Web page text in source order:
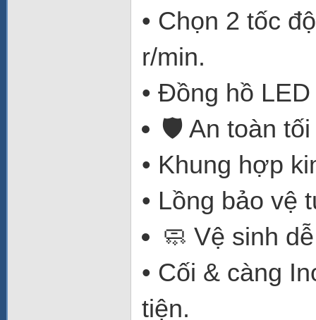
• Chọn 2 tốc
r/min.
• Đồng hồ
🛡️ An toàn tối
• Khung hợp
• Lồng bảo vệ
🧼 Vệ sinh
• Cối & càng
tiện.